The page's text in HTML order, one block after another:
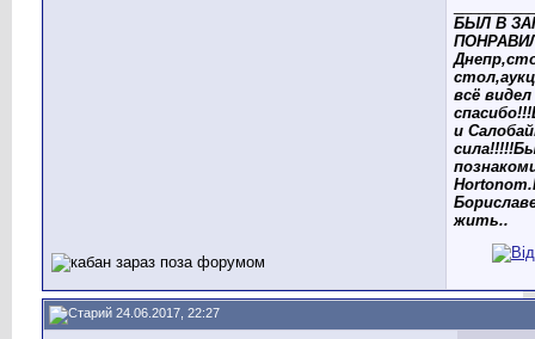
БЫЛ В
всё
и
жить..
24.06.2017, 22:27